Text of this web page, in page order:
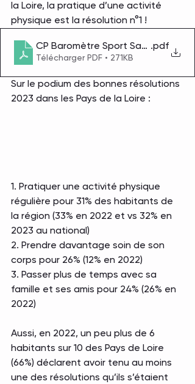
la Loire, la pratique d’une activité
physique est la résolution n°1 !
CP Baromètre Sport Santé.pdf
Télécharger PDF • 271KB
Sur le podium des bonnes résolutions
2023 dans les Pays de la Loire :
1. Pratiquer une activité physique
régulière pour 31% des habitants de
la région (33% en 2022 et vs 32% en
2023 au national)
2. Prendre davantage soin de son
corps pour 26% (12% en 2022)
3. Passer plus de temps avec sa
famille et ses amis pour 24% (26% en
2022)
Aussi, en 2022, un peu plus de 6
habitants sur 10 des Pays de Loire
(66%) déclarent avoir tenu au moins
une des résolutions qu’ils s’étaient